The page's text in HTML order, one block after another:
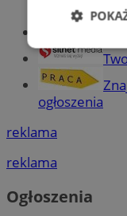
ogłoszenia
reklama
reklama
Ogłoszenia